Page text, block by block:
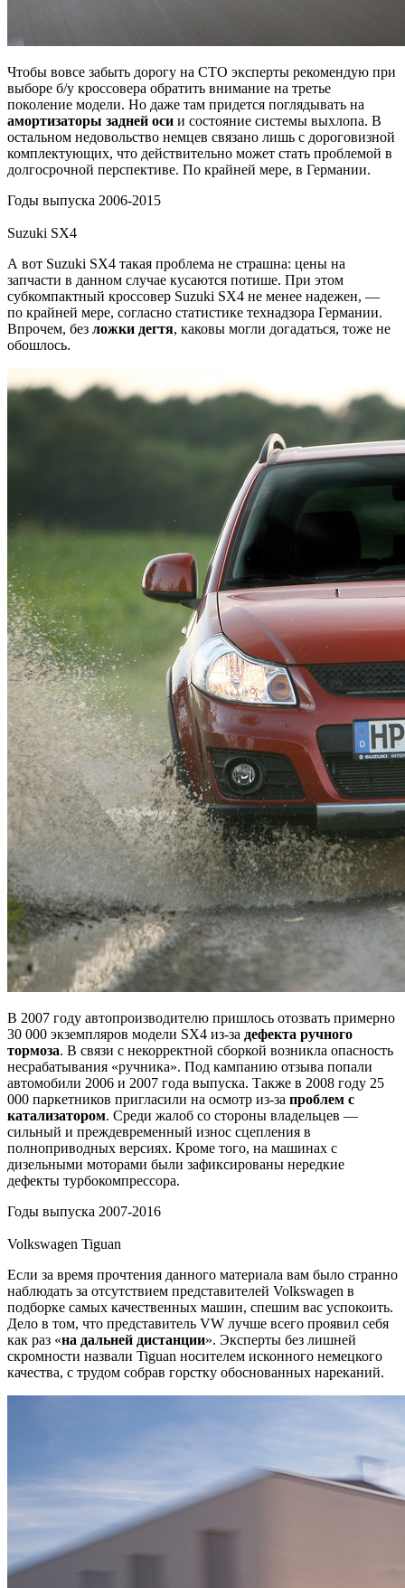
Чтобы вовсе забыть дорогу на СТО эксперты рекомендую при
выборе б/у кроссовера обратить внимание на третье
поколение модели. Но даже там придется поглядывать на
амортизаторы задней оси и состояние системы выхлопа. В
остальном недовольство немцев связано лишь с дороговизной
комплектующих, что действительно может стать проблемой в
долгосрочной перспективе. По крайней мере, в Германии.
Годы выпуска 2006-2015
Suzuki SX4
А вот Suzuki SX4 такая проблема не страшна: цены на
запчасти в данном случае кусаются потише. При этом
субкомпактный кроссовер Suzuki SX4 не менее надежен, —
по крайней мере, согласно статистике технадзора Германии.
Впрочем, без ложки дегтя, каковы могли догадаться, тоже не
обошлось.
В 2007 году автопроизводителю пришлось отозвать примерно
30 000 экземпляров модели SX4 из-за дефекта ручного
тормоза. В связи с некорректной сборкой возникла опасность
несрабатывания «ручника». Под кампанию отзыва попали
автомобили 2006 и 2007 года выпуска. Также в 2008 году 25
000 паркетников пригласили на осмотр из-за проблем с
катализатором. Среди жалоб со стороны владельцев —
сильный и преждевременный износ сцепления в
полноприводных версиях. Кроме того, на машинах с
дизельными моторами были зафиксированы нередкие
дефекты турбокомпрессора.
Годы выпуска 2007-2016
Volkswagen Tiguan
Если за время прочтения данного материала вам было странно
наблюдать за отсутствием представителей Volkswagen в
подборке самых качественных машин, спешим вас успокоить.
Дело в том, что представитель VW лучше всего проявил себя
как раз «на дальней дистанции». Эксперты без лишней
скромности назвали Tiguan носителем исконного немецкого
качества, с трудом собрав горстку обоснованных нареканий.